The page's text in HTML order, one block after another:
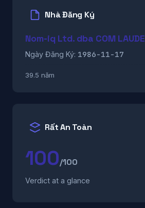
Nhà Đăng Ký
Nom-iq Ltd. dba COM LAUDE
Ngày Đăng Ký: 1986-11-17
39.5 năm
Rất An Toàn
100/100
Verdict at a glance